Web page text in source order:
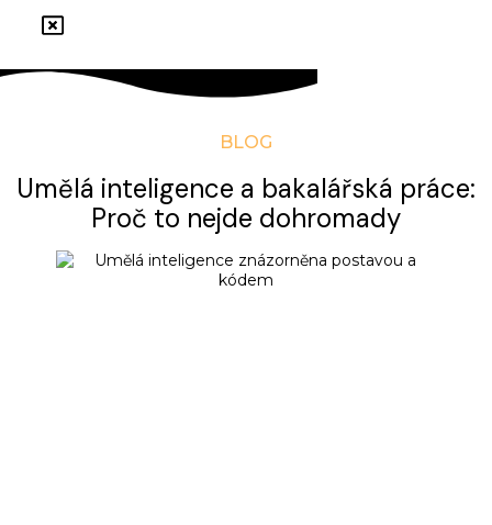
BLOG
Umělá inteligence a bakalářská práce:
Proč to nejde dohromady